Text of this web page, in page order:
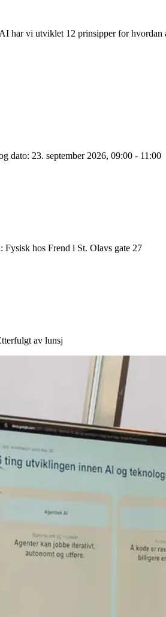
har vi utviklet 12 prinsipper for hvordan
dato: 23. september 2026, 09:00 - 11:00
: Fysisk hos Frend i St. Olavs gate 27
av lunsj